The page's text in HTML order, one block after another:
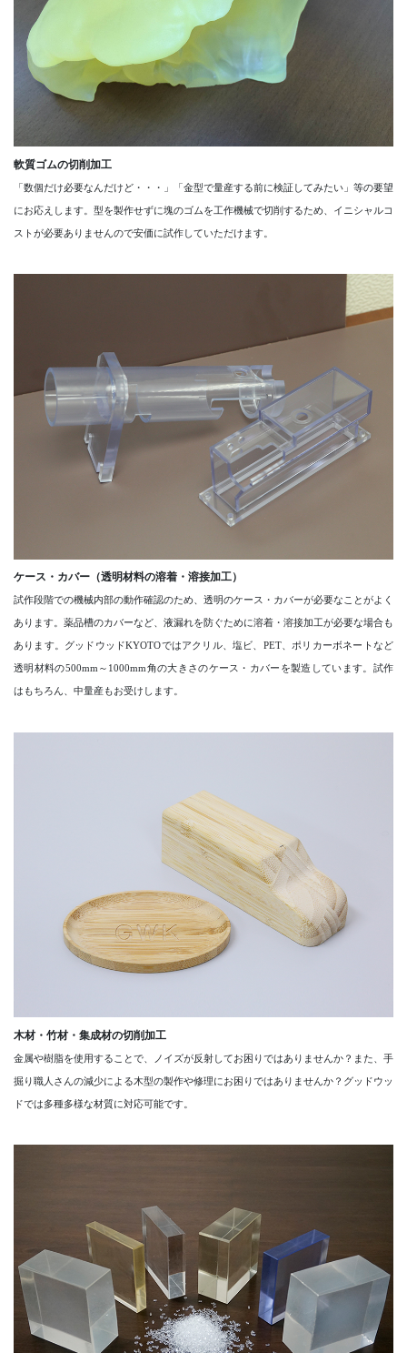
軟質ゴムの切削加工
「数個だけ必要なんだけど・・・」「金型で量産する前に検証してみたい」等の要望
にお応えします。型を製作せずに塊のゴムを工作機械で切削するため、イニシャルコ
ストが必要ありませんので安価に試作していただけます。
ケース・カバー（透明材料の溶着・溶接加工）
試作段階での機械内部の動作確認のため、透明のケース・カバーが必要なことがよく
あります。薬品槽のカバーなど、液漏れを防ぐために溶着・溶接加工が必要な場合も
あります。グッドウッドKYOTOではアクリル、塩ビ、PET、ポリカーボネートなど
透明材料の500mm～1000mm角の大きさのケース・カバーを製造しています。試作
はもちろん、中量産もお受けします。
木材・竹材・集成材の切削加工
金属や樹脂を使用することで、ノイズが反射してお困りではありませんか？また、手
掘り職人さんの減少による木型の製作や修理にお困りではありませんか？グッドウッ
ドでは多種多様な材質に対応可能です。